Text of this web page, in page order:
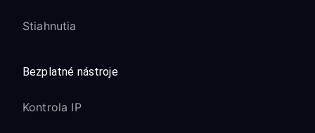
Stiahnutia
Bezplatné nástroje
Kontrola IP